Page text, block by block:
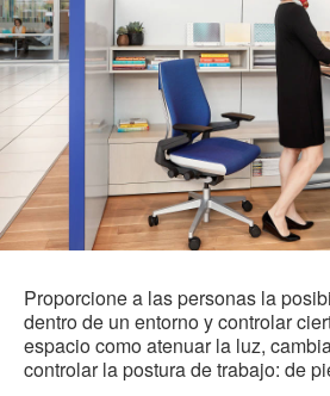
Proporcione a las personas la
dentro de un entorno y controlar
espacio como atenuar la luz,
controlar la postura de trabajo: de